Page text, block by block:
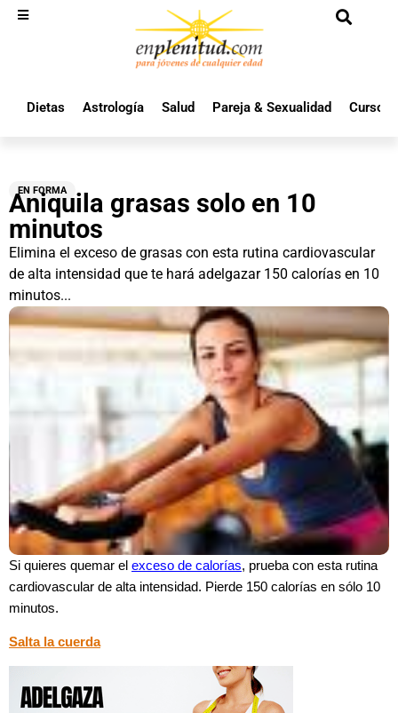
Dietas Astrología Salud Pareja & Sexualidad Cursos
EN FORMA
Aniquila grasas solo en 10
minutos
Elimina el exceso de grasas con esta rutina cardiovascular
de alta intensidad que te hará adelgazar 150 calorías en 10
minutos...
Si quieres quemar el exceso de calorías, prueba con esta rutina
cardiovascular de alta intensidad. Pierde 150 calorías en sólo 10
minutos.
Salta la cuerda